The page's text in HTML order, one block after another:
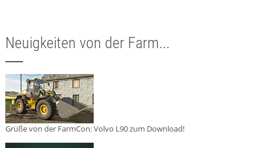
Neuigkeiten von der Farm...
Grüße von der FarmCon: Volvo L90 zum Download!